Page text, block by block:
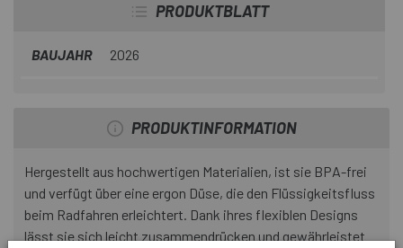
PRODUKTBLATT
BAUJAHR 2026
PRODUKTINFORMATION
Hergestellt aus hochwertigen Materialien, ist sie BPA-frei
und verfügt über eine ergon Düse, die den Flüssigkeitsfluss
beim Radfahren erleichtert. Dank ihres flexiblen Designs
lässt sie sich leicht zusammendrücken und gewährleistet